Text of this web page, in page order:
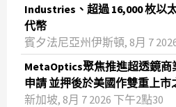
Industries、超過 16,000 枚以
代幣
賓夕法尼亞州伊斯頓, 8月 7
MetaOptics聚焦推進超透鏡商
申請 並押後於美國作雙重上市
新加坡, 8月 7 2026 下午2點30